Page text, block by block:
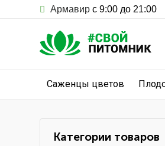
Армавир с 9:00 до 21:00
Саженцы цветов
Категории товаров